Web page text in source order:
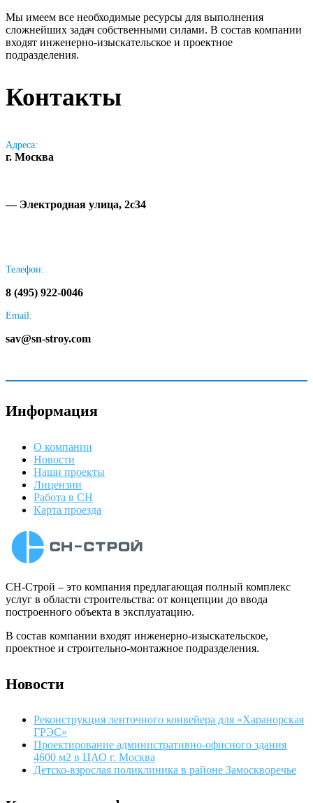
Мы имеем все необходимые ресурсы для выполнения
сложнейших задач собственными силами. В состав компании
входят инженерно-изыскательское и проектное
подразделения.
Контакты
Адреса:
г. Москва
— Электродная улица, 2с34
Телефон:
8 (495) 922-0046
Email:
sav@sn-stroy.com
Информация
О компании
Новости
Наши проекты
Лицензии
Работа в СН
Карта проезда
СН-Строй – это компания предлагающая полный комплекс
услуг в области строительства: от концепции до ввода
построенного объекта в эксплуатацию.
В состав компании входят инженерно-изыскательское,
проектное и строительно-монтажное подразделения.
Новости
Реконструкция ленточного конвейера для «Харанорская
ГРЭС»
Проектирование административно-офисного здания
4600 м2 в ЦАО г. Москва
Детско-взрослая поликлиника в районе Замоскворечье